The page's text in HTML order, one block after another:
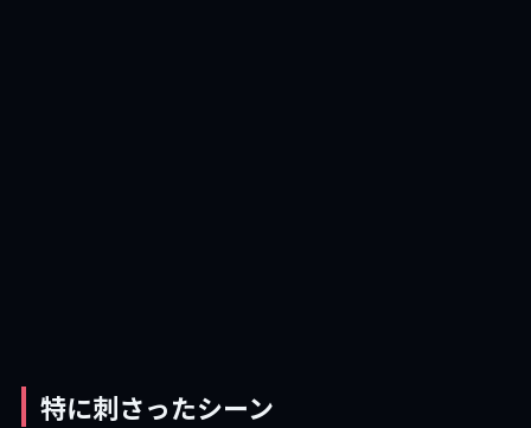
特に刺さったシーン